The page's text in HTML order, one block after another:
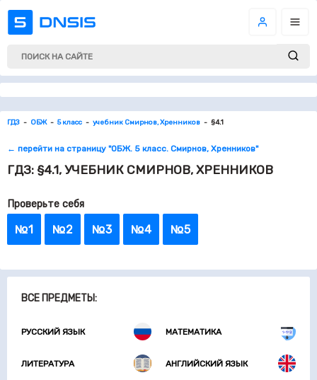
ВСЕ ПРЕДМЕТЫ:
РУССКИЙ ЯЗЫК МАТЕМАТИКА
ЛИТЕРАТУРА АНГЛИЙСКИЙ ЯЗЫК
ГДЗ ОБЖ 5 класс учебник Смирнов, Хренников §4.1
← перейти на страницу "ОБЖ. 5 класс. Смирнов, Хренников"
ГДЗ: §4.1, УЧЕБНИК СМИРНОВ, ХРЕННИКОВ
Проверьте себя
№1 №2 №3 №4 №5